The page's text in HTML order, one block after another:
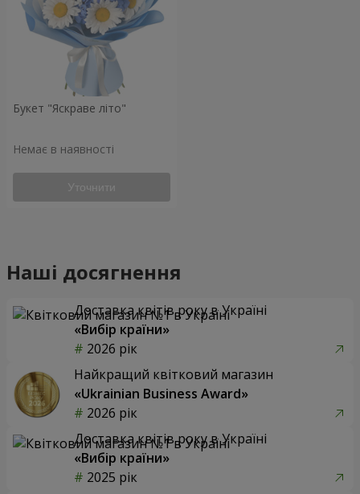
Букет "Яскраве літо"
Немає в наявності
Уточнити
Наші досягнення
Доставка квітів року в Україні
«Вибір країни»
2026 рік
Найкращий квітковий магазин
«Ukrainian Business Award»
2026 рік
Доставка квітів року в Україні
«Вибір країни»
2025 рік